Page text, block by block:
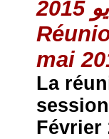
mai
La
Février